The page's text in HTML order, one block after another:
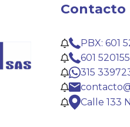
Contacto
PBX: 601
601
315
Calle 133